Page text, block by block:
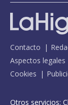
Contacto
Aspectos legales
Cookies
Otros servicios: